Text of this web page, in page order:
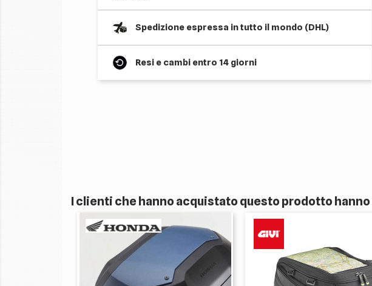
Spedizione espressa in tutto il mondo (DHL)
Resi e cambi entro 14 giorni
I clienti che hanno acquistato questo prodotto